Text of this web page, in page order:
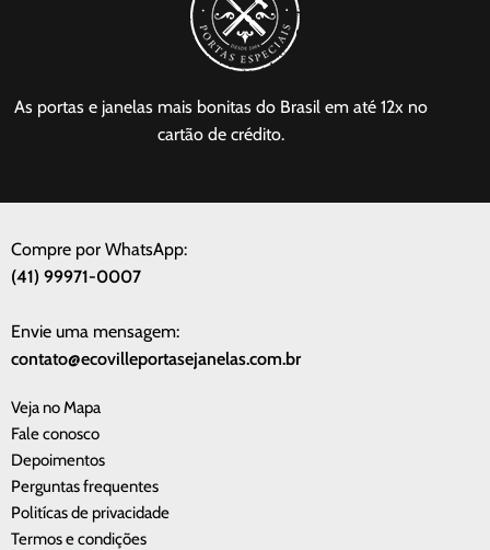
As portas e janelas mais bonitas do Brasil em até 12x no
cartão de crédito.
Compre por WhatsApp:
(41) 99971-0007
Envie uma mensagem:
contato@ecovilleportasejanelas.com.br
Veja no Mapa
Fale conosco
Depoimentos
Perguntas frequentes
Politícas de privacidade
Termos e condições